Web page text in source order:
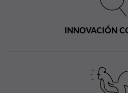
INNOVACIÓN